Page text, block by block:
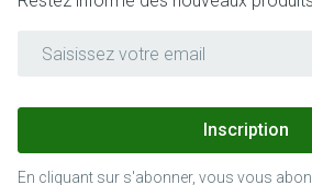
Inscription
En cliquant sur s'abonner, vous vous